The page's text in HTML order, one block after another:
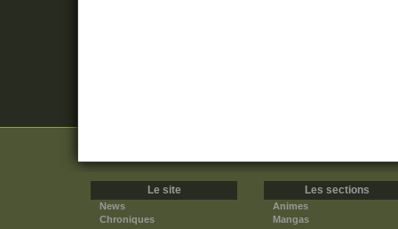
Le site
News
Chroniques
Les sections
Animes
Mangas